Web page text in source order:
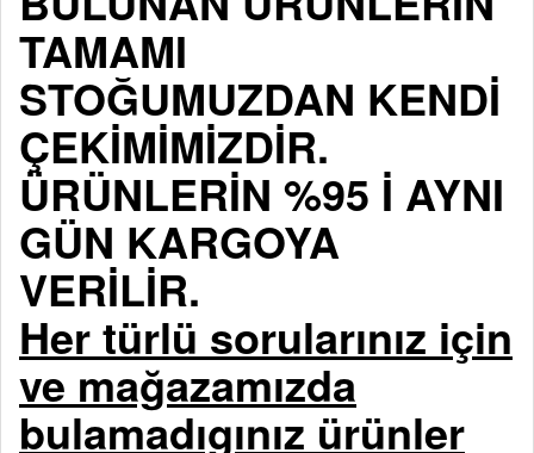
TAMAMI
STOĞUMUZDAN KENDİ
ÇEKİMİMİZDİR.
ÜRÜNLERİN %95 İ AYNI
GÜN KARGOYA
VERİLİR.
Her türlü sorularınız için
ve mağazamızda
bulamadıgınız ürünler